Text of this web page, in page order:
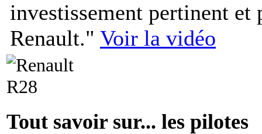
investissement pertinent
Renault." Voir la vidéo
Tout savoir sur... les pilotes